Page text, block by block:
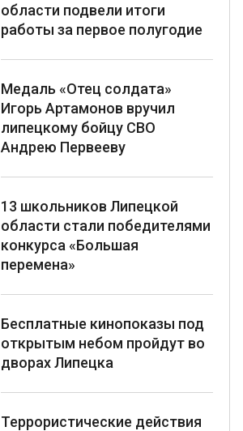
области подвели итоги
работы за первое полугодие
Медаль «Отец солдата»
Игорь Артамонов вручил
липецкому бойцу СВО
Андрею Первееву
13 школьников Липецкой
области стали победителями
конкурса «Большая
перемена»
Бесплатные кинопоказы под
открытым небом пройдут во
дворах Липецка
Террористические действия